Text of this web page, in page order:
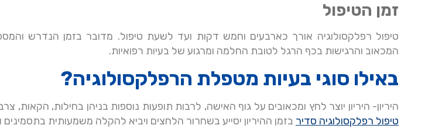
זמן הטיפול
טיפול רפלקסולוגיה אורך כארבעים וחמש דקות ועד לשעת טיפול. מדובר בזמן הנדרש
המכאוב והרגישות בכף הרגל לטובת החלמה ומרגוע של בעיות רפואיות.
באילו סוגי בעיות מטפלת הרפלקסולוגיה?
היריון- היריון יוצר לחץ ומכאובים על גוף האישה, לרבות תופעות נוספות בניהן בחילות, הקאות,
טיפול רפלקסולוגיה סדיר בזמן ההיריון יסייע בשחרור הלחצים ויביא להקלה משמעותית בתסמינים